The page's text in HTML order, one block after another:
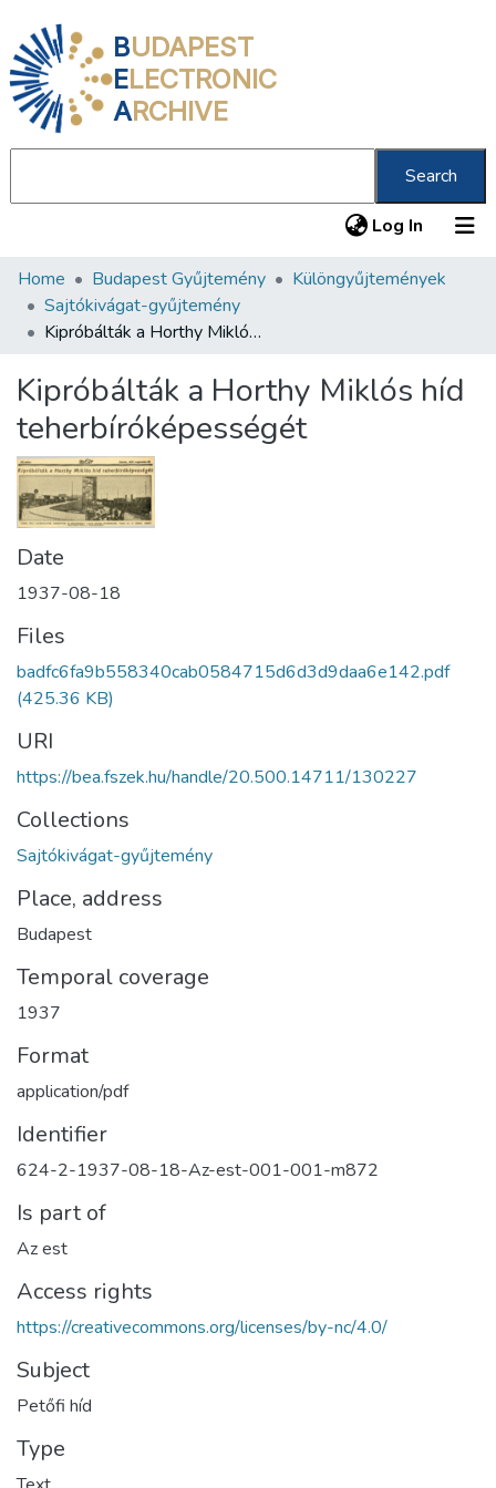
BUDAPEST
ELECTRONIC
ARCHIVE
Search
Log In (current)
Communities & Collections
All of DSpace
About us
Home Budapest Gyűjtemény
Különgyűjtemények
Sajtókivágat-gyűjtemény
Kipróbálták a Horthy Miklós híd teherbíróképességét
Kipróbálták a Horthy Miklós híd
teherbíróképességét
Date
1937-08-18
Files
badfc6fa9b558340cab0584715d6d3d9daa6e142.pdf
(425.36 KB)
URI
https://bea.fszek.hu/handle/20.500.14711/130227
Collections
Sajtókivágat-gyűjtemény
Place, address
Budapest
Temporal coverage
1937
Format
application/pdf
Identifier
624-2-1937-08-18-Az-est-001-001-m872
Is part of
Az est
Access rights
https://creativecommons.org/licenses/by-nc/4.0/
Subject
Petőfi híd
Type